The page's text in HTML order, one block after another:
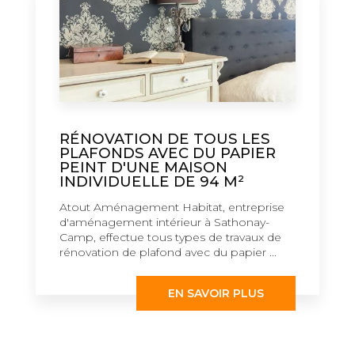
RÉNOVATION DE TOUS LES
PLAFONDS AVEC DU PAPIER
PEINT D'UNE MAISON
INDIVIDUELLE DE 94 M²
Atout Aménagement Habitat, entreprise
d'aménagement intérieur à Sathonay-
Camp, effectue tous types de travaux de
rénovation de plafond avec du papier ...
EN SAVOIR PLUS